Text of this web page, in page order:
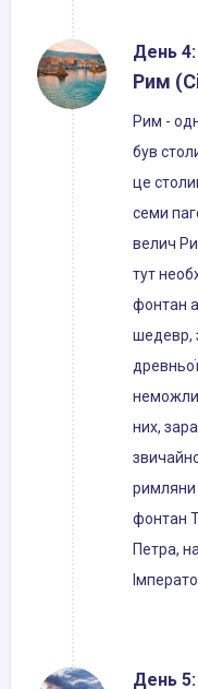
День 4:
Рим
Рим -
був
це
семи
велич
тут
фонтан
шедевр,
древньої
них,
римляни
фонтан
Петра,
День 5: